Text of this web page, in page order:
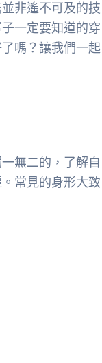
非遙不可及的技
一定要知道的穿
嗎？讓我們一起
無二的，了解自
常見的身形大致